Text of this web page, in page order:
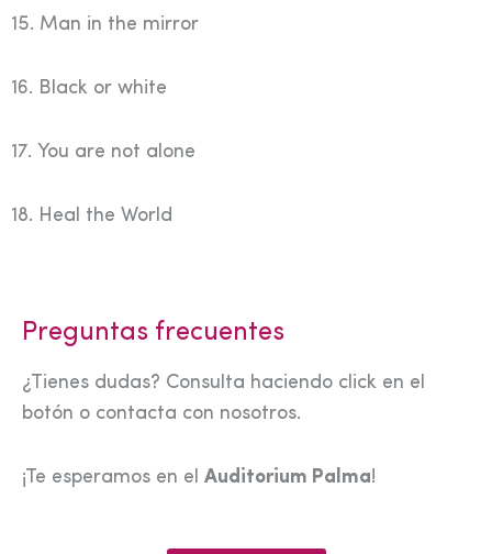
15. Man in the mirror
16. Black or white
17. You are not alone
18. Heal the World
Preguntas frecuentes
¿Tienes dudas? Consulta haciendo click en el
botón o contacta con nosotros.
¡Te esperamos en el Auditorium Palma!